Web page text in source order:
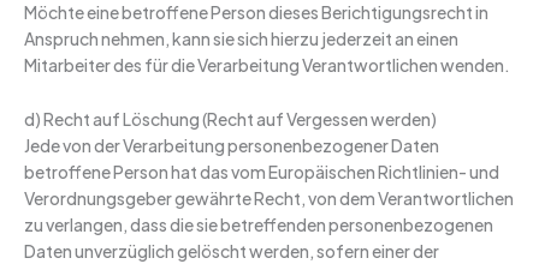
Möchte eine betroffene Person dieses Berichtigungsrecht in
Anspruch nehmen, kann sie sich hierzu jederzeit an einen
Mitarbeiter des für die Verarbeitung Verantwortlichen wenden.
d) Recht auf Löschung (Recht auf Vergessen werden)
Jede von der Verarbeitung personenbezogener Daten
betroffene Person hat das vom Europäischen Richtlinien- und
Verordnungsgeber gewährte Recht, von dem Verantwortlichen
zu verlangen, dass die sie betreffenden personenbezogenen
Daten unverzüglich gelöscht werden, sofern einer der